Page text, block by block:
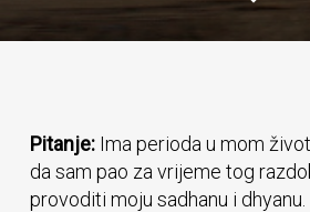
Pitanje:Ima perioda u mom
da sam pao za vrijeme tog
provoditi moju sadhanu i